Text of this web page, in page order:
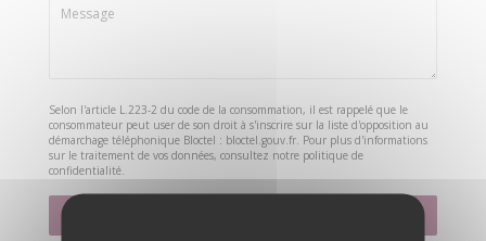
Selon l'article L.223-2 du code de la consommation, il est rappelé que le
consommateur peut user de son droit à s'inscrire sur la liste d'opposition au
démarchage téléphonique Bloctel : bloctel.gouv.fr. Pour plus d'informations
sur le traitement de vos données, consultez notre politique de
confidentialité.